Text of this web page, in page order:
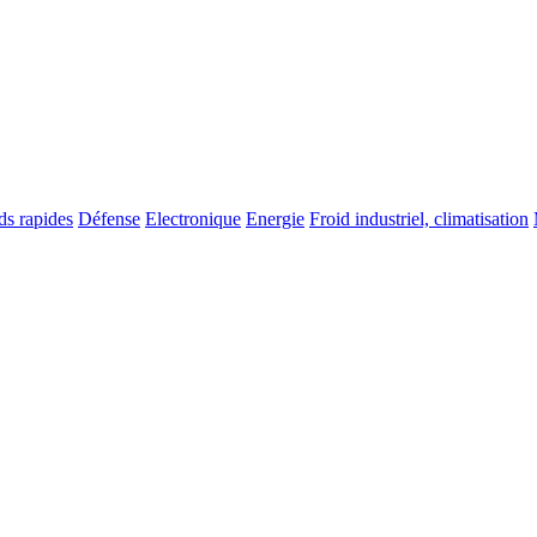
rapides Défense Electronique Energie Froid industriel, climatisation